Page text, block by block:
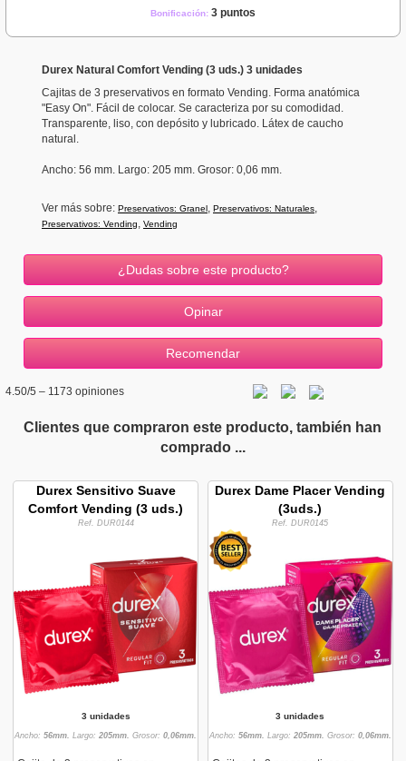
Bonificación: 3 puntos
Durex Natural Comfort Vending (3 uds.) 3 unidades
Cajitas de 3 preservativos en formato Vending. Forma anatómica
"Easy On". Fácil de colocar. Se caracteriza por su comodidad.
Transparente, liso, con depósito y lubricado. Látex de caucho
natural.
Ancho: 56 mm. Largo: 205 mm. Grosor: 0,06 mm.
Ver más sobre: Preservativos: Granel, Preservativos: Naturales,
Preservativos: Vending, Vending
¿Dudas sobre este producto?
4.50/5 – 1173 opiniones
Clientes que compraron este producto, también han
comprado ...
Durex Sensitivo Suave
Comfort Vending (3 uds.)
Ref. DUR0144
3 unidades
Ancho:56mm. Largo:205mm. Grosor:0,06mm.
Durex Dame Placer Vending
(3uds.)
Ref. DUR0145
3 unidades
Ancho: 56mm. Largo: 205mm. Grosor: 0,06mm.